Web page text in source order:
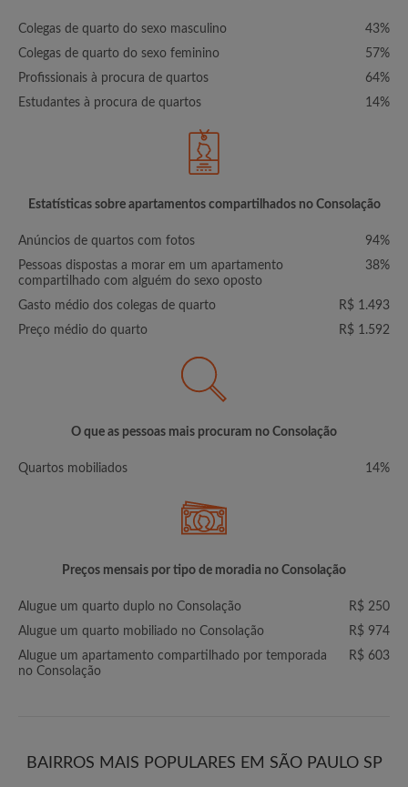
Colegas de quarto do sexo masculino
43%
Colegas de quarto do sexo feminino
57%
Profissionais à procura de quartos
64%
Estudantes à procura de quartos
14%
Estatísticas sobre apartamentos compartilhados no Consolação
Anúncios de quartos com fotos
94%
Pessoas dispostas a morar em um apartamento
compartilhado com alguém do sexo oposto
38%
Gasto médio dos colegas de quarto
R$ 1.493
Preço médio do quarto
R$ 1.592
O que as pessoas mais procuram no Consolação
Quartos mobiliados 14%
Preços mensais por tipo de moradia no Consolação
Alugue um quarto duplo no Consolação
R$ 250
Alugue um quarto mobiliado no Consolação
R$ 974
Alugue um apartamento compartilhado por temporada
no Consolação
R$ 603
BAIRROS MAIS POPULARES EM SÃO PAULO SP